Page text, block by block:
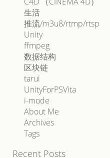
生活
推流/m3u8/rtmp/rtsp
Unity
ffmpeg
数据结构
区块链
tarui
UnityForPSVita
i-mode
About Me
Archives
Tags
Recent Posts